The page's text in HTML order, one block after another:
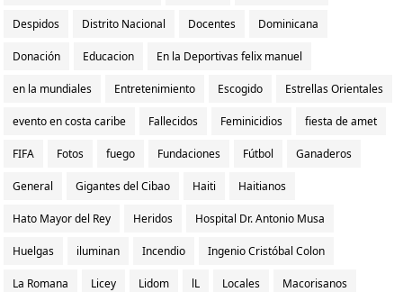
Despidos Distrito Nacional Docentes Dominicana
Donación Educacion En la Deportivas felix manuel
en la mundiales Entretenimiento Escogido Estrellas Orientales
evento en costa caribe Fallecidos Feminicidios fiesta de amet
FIFA Fotos fuego Fundaciones Fútbol Ganaderos
General Gigantes del Cibao Haiti Haitianos
Hato Mayor del Rey Heridos Hospital Dr. Antonio Musa
Huelgas iluminan Incendio Ingenio Cristóbal Colon
La Romana Licey Lidom lL Locales Macorisanos